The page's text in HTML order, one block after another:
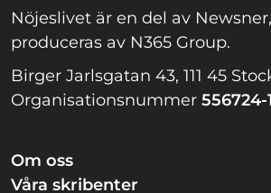
Nöjeslivet är en del av
produceras av N365 Group.
Birger Jarlsgatan 43, 111 45
Organisationsnummer 556724-
Om oss
Våra skribenter